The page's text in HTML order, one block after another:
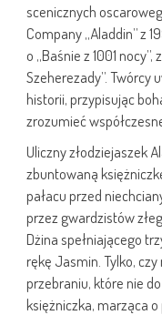
scenicznych
Company „Aladdin” z
o „Baśnie z 1001
Szeherezady”. Twórcy
historii, przypisując
zrozumieć
Uliczny złodziejaszek
zbuntowaną
pałacu przed
przez gwardzistów
Dżina spełniającego
rękę Jasmin. Tylko,
przebraniu, które nie
księżniczka, marząca